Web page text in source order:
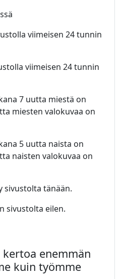
viimeisen 24 tunnin
viimeisen 24 tunnin
7 uutta miestä on
miesten valokuvaa on
5 uutta naista on
naisten valokuvaa on
sivustolta tänään.
sivustolta eilen.
kertoa enemmän
kuin työmme